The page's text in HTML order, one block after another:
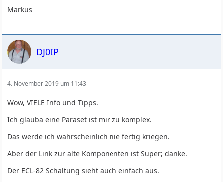
Markus
DJ0IP
4. November 2019 um 11:43
Wow, VIELE Info und Tipps.
Ich glauba eine Paraset ist mir zu komplex.
Das werde ich wahrscheinlich nie fertig kriegen.
Aber der Link zur alte Komponenten ist Super; danke.
Der ECL-82 Schaltung sieht auch einfach aus.